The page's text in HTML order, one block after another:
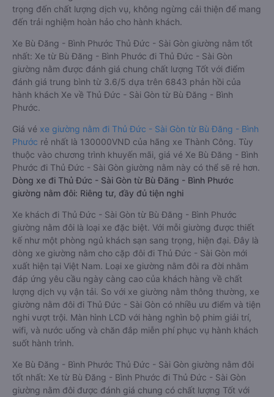
trọng đến chất lượng dịch vụ, không ngừng cải thiện để mang
đến trải nghiệm hoàn hảo cho hành khách.
Xe Bù Đăng - Bình Phước Thủ Đức - Sài Gòn giường nằm tốt
nhất: Xe từ Bù Đăng - Bình Phước đi Thủ Đức - Sài Gòn
giường nằm được đánh giá chung chất lượng Tốt với điểm
đánh giá trung bình từ 3.6/5 dựa trên 6843 phản hồi của
hành khách Xe về Thủ Đức - Sài Gòn từ Bù Đăng - Bình
Phước.
Giá vé xe giường nằm đi Thủ Đức - Sài Gòn từ Bù Đăng - Bình
Phước rẻ nhất là 130000VND của hãng xe Thành Công. Tùy
thuộc vào chương trình khuyến mãi, giá vé Xe Bù Đăng - Bình
Phước đi Thủ Đức - Sài Gòn giường nằm này có thể sẽ rẻ hơn.
Dòng xe đi Thủ Đức - Sài Gòn từ Bù Đăng - Bình Phước
giường nằm đôi: Riêng tư, đầy đủ tiện nghi
Xe khách đi Thủ Đức - Sài Gòn từ Bù Đăng - Bình Phước
giường nằm đôi là loại xe đặc biệt. Với mỗi giường được thiết
kế như một phòng ngủ khách sạn sang trọng, hiện đại. Đây là
dòng xe giường nằm cho cặp đôi đi Thủ Đức - Sài Gòn mới
xuất hiện tại Việt Nam. Loại xe giường nằm đôi ra đời nhằm
đáp ứng yêu cầu ngày càng cao của khách hàng về chất
lượng dịch vụ vận tải. So với xe giường nằm thông thường, xe
giường nằm đôi đi Thủ Đức - Sài Gòn có nhiều ưu điểm và tiện
nghi vượt trội. Màn hình LCD với hàng nghìn bộ phim giải trí,
wifi, và nước uống và chăn đắp miễn phí phục vụ hành khách
suốt hành trình.
Xe Bù Đăng - Bình Phước Thủ Đức - Sài Gòn giường nằm đôi
tốt nhất: Xe từ Bù Đăng - Bình Phước đi Thủ Đức - Sài Gòn
giường nằm đôi được đánh giá chung có chất lượng Tốt với